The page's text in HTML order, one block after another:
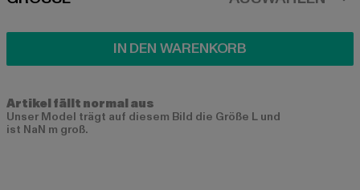
IN DEN WARENKORB
Artikel fällt normal aus
Unser Model trägt auf diesem Bild die Größe L und
ist NaN m groß.